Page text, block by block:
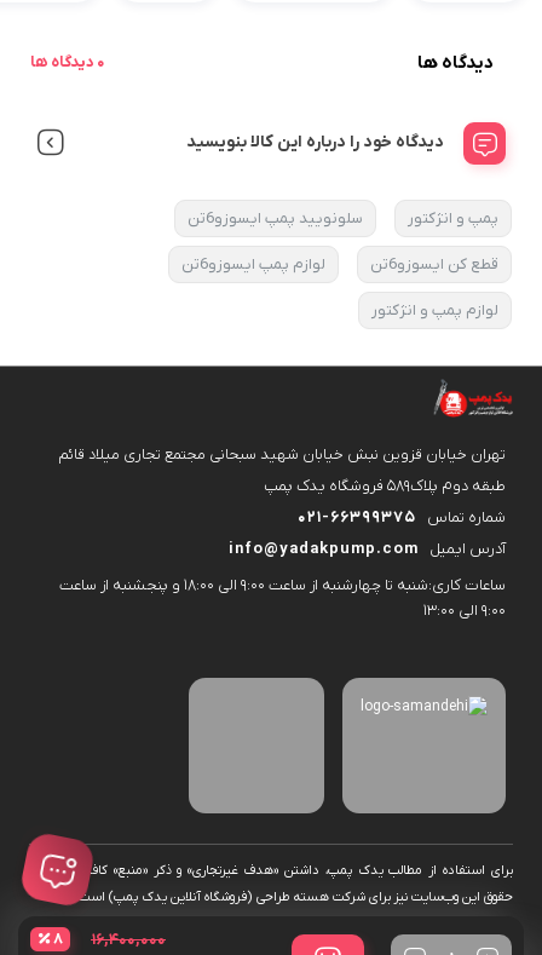
تعداد ۱۶,۴۰۰,۰۰۰ ۸
دیدگاه ها 0 دیدگاه ها
دیدگاه خود را درباره این کالا بنویسید
پمپ و انژکتور سلونویید پمپ ایسوزو6تن
قطع کن ایسوزو6تن لوازم پمپ ایسوزو6تن
لوازم پمپ و انژکتور
تهران خیابان قزوین نبش خیابان شهید سبحانی مجتمع تجاری میلاد قائم
طبقه دوم پلاک۵۸۹ فروشگاه یدک پمپ
شماره تماس
021-66399375
آدرس ایمیل
info@yadakpump.com
ساعات کاری:شنبه تا چهارشنبه از ساعت 9:00 الی 18:00 و پنجشنبه از ساعت
9:00 الی 13:00
برای استفاده از مطالب یدک پمپ، داشتن «هدف غیرتجاری» و ذکر «منبع» کافیست. تمام
حقوق اين وب‌سايت نیز برای شرکت هسته طراحی (فروشگاه آنلاین یدک پمپ) است.